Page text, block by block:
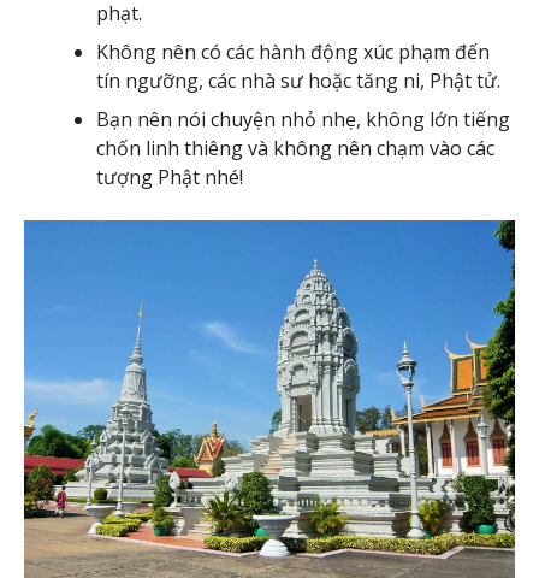
phạt.
Không nên có các hành động xúc phạm đến
tín ngưỡng, các nhà sư hoặc tăng ni, Phật tử.
Bạn nên nói chuyện nhỏ nhẹ, không lớn tiếng
chốn linh thiêng và không nên chạm vào các
tượng Phật nhé!